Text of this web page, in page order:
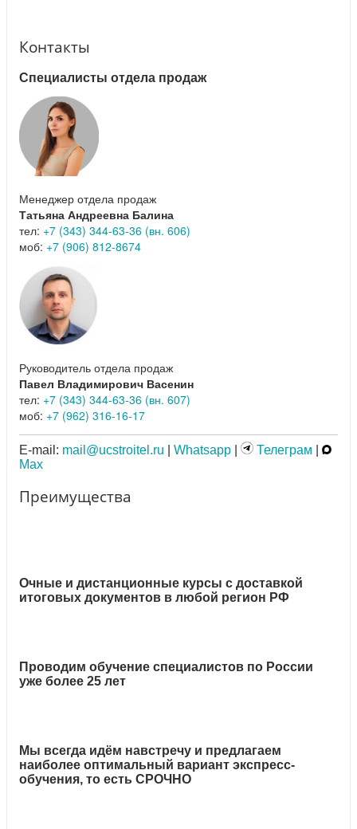
Контакты
Специалисты отдела продаж
Менеджер отдела продаж
Татьяна Андреевна Балина
тел: +7 (343) 344-63-36 (вн. 606)
моб: +7 (906) 812-8674
Руководитель отдела продаж
Павел Владимирович Васенин
тел: +7 (343) 344-63-36 (вн. 607)
моб: +7 (962) 316-16-17
E-mail: mail@ucstroitel.ru Whatsapp Телеграм
Max
Преимущества
Очные и дистанционные курсы с доставкой
итоговых документов в любой регион РФ
Проводим обучение специалистов по России
уже более 25 лет
Мы всегда идём навстречу и предлагаем
наиболее оптимальный вариант экспресс-
обучения, то есть СРОЧНО